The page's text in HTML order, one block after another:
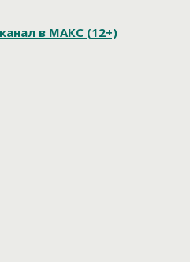
в МАКС (12+)